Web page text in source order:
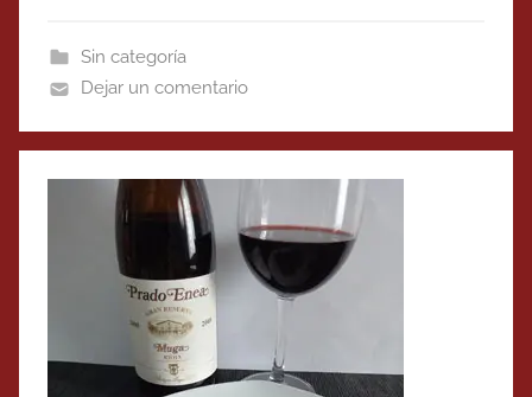
Sin categoría
Dejar un comentario